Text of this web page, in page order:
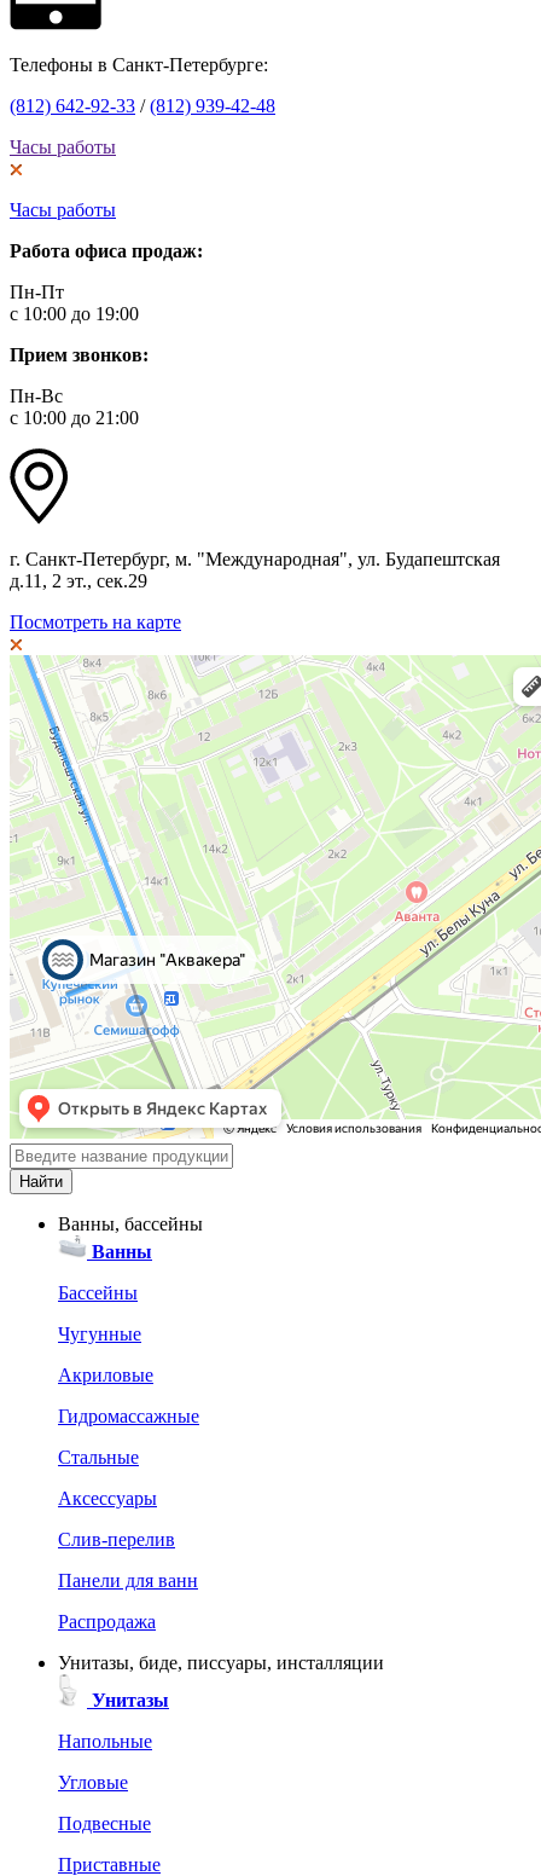
Телефоны в Санкт-Петербурге:
(812) 642-92-33 /(812) 939-42-48
Часы работы
Часы работы
Работа офиса продаж:
Пн-Пт
с 10:00 до 19:00
Прием звонков:
Пн-Вс
с 10:00 до 21:00
г. Санкт-Петербург, м. "Международная", ул. Будапештская
д.11, 2 эт., сек.29
Посмотреть на карте
Ванны, бассейны
Ванны
Бассейны
Чугунные
Акриловые
Гидромассажные
Стальные
Аксессуары
Слив-перелив
Панели для ванн
Распродажа
Унитазы, биде, писсуары, инсталляции
Унитазы
Напольные
Угловые
Подвесные
Приставные